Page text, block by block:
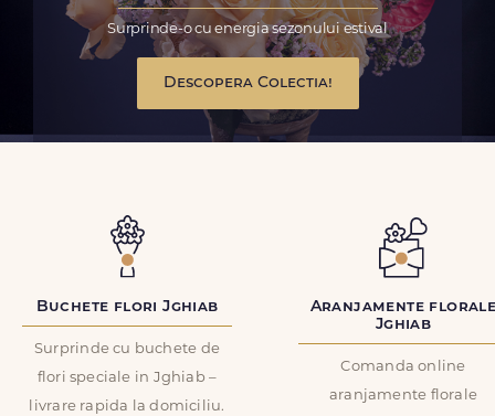
Surprinde-o cu energia sezonului estival
Descopera Colectia!
Buchete flori Jghiab
Surprinde cu buchete de
flori speciale in Jghiab –
livrare rapida la domiciliu.
Aranjamente
Jghiab
Comanda online
aranjamente florale